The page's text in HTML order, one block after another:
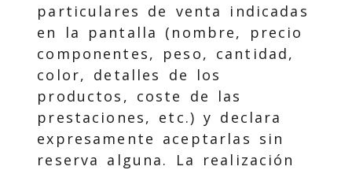
particulares de venta indicadas
en la pantalla (nombre, precio
componentes, peso, cantidad,
color, detalles de los
productos, coste de las
prestaciones, etc.) y declara
expresamente aceptarlas sin
reserva alguna. La realización